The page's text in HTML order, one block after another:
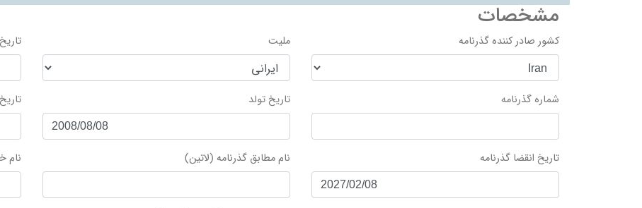
مشخصات
کشور صادر کننده گذرنامه ملیت
شماره گذرنامه تاریخ تولد
تاریخ انقضا گذرنامه نام مطابق گذرنامه (لاتین) نام